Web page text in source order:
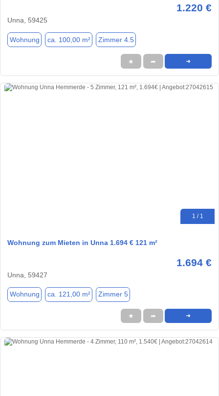
1.220 €
Unna, 59425
Wohnung ca. 100,00 m² Zimmer 4.5
★ ➦ ➜
1 / 1
Wohnung zum Mieten in Unna 1.694 € 121 m²
1.694 €
Unna, 59427
Wohnung ca. 121,00 m² Zimmer 5
★ ➦ ➜